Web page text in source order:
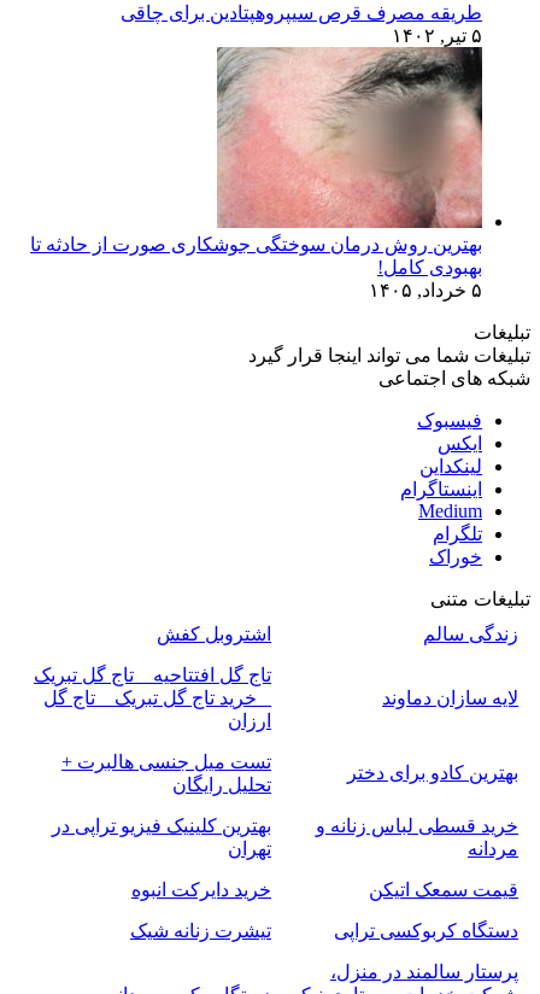
طریقه مصرف قرص سیپروهپتادین برای چاقی
۵ تیر, ۱۴۰۲
بهترین روش درمان سوختگی جوشکاری صورت از حادثه تا
بهبودی کامل!
۵ خرداد, ۱۴۰۵
تبلیغات
تبلیغات شما می تواند اینجا قرار گیرد
شبکه های اجتماعی
فیسبوک
ایکس
لینکداین
اینستاگرام
Medium
تلگرام
خوراک
تبلیغات متنی
زندگی سالم
اشتروبل کفش
لایه سازان دماوند
تاج گل افتتاحیه _ تاج گل تبریک
_ خرید تاج گل تبریک _ تاج گل
ارزان
بهترین کادو برای دختر
تست میل جنسی هالبرت +
تحلیل رایگان
خرید قسطی لباس زنانه و
مردانه
بهترین کلینیک فیزیو تراپی در
تهران
قیمت سمعک اتیکن
خرید دایرکت انبوه
دستگاه کربوکسی تراپی
تیشرت زنانه شیک
پرستار سالمند در منزل،